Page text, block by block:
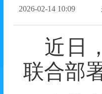
2026-02-14 10:09
近日
联合部